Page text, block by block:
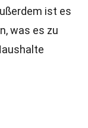
ist es
was es zu